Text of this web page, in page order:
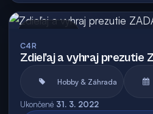
C4R
Zdieľaj a vyhraj prezutie
Hobby & Záhrada
Ukončené 31. 3. 2022